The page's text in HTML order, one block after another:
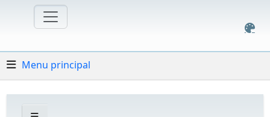
Menu principal